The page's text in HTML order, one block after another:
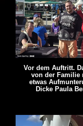
Vor dem Auftritt.
von der Familie
etwas
Dicke Paula